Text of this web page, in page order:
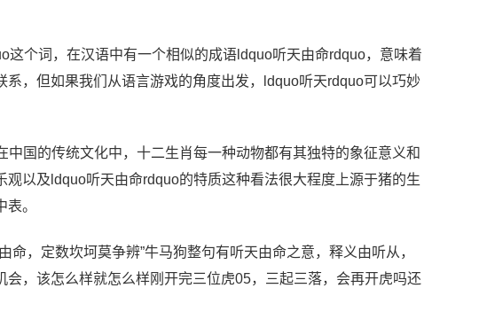
个词，在汉语中有一个相似的成语ldquo听天由命rdquo，意味着
，但如果我们从语言游戏的角度出发，ldquo听天rdquo可以巧妙
国的传统文化中，十二生肖每一种动物都有其独特的象征意义和
以及ldquo听天由命rdquo的特质这种看法很大程度上源于猪的生
。
，定数坎坷莫争辨”牛马狗整句有听天由命之意，释义由听从，
，该怎么样就怎么样刚开完三位虎05，三起三落，会再开虎吗还